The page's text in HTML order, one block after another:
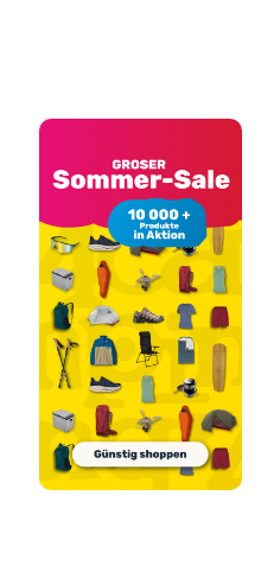
Regatta Haris'